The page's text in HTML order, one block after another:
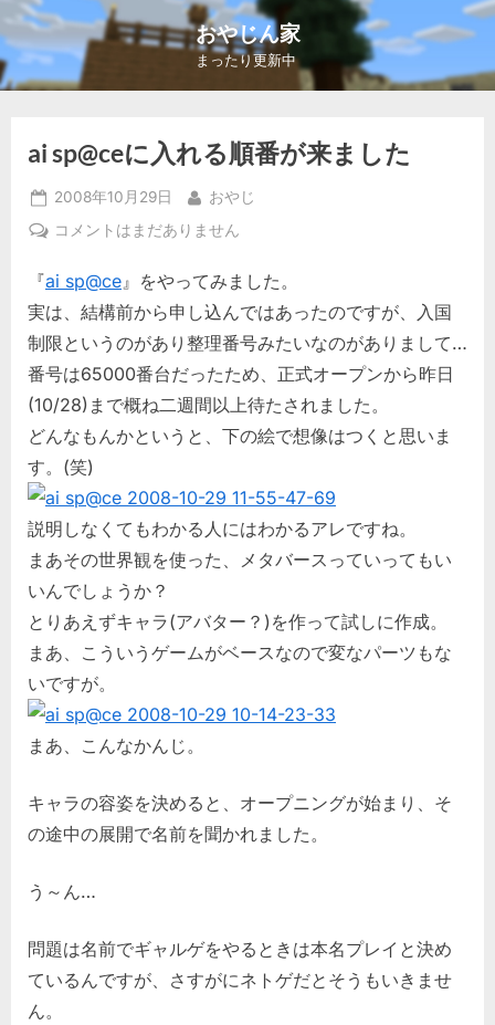
Skip
to
content
おやじん家
まったり更新中
ai sp@ceに入れる順番が来ました
Posted
on
2008年10月29日 By
おやじ
ai
に
入
る
順
番
が
来
ま
し
た
へ
の
コメントはまだありません
『ai sp@ce 』をやってみました。
実は、結構前から申し込んではあったのですが、入国
制限というのがあり整理番号みたいなのがありまして…
番号は65000番台だったため、正式オープンから昨日
(10/28)まで概ね二週間以上待たされました。
どんなもんかというと、下の絵で想像はつくと思いま
す。(笑)
説明しなくてもわかる人にはわかるアレですね。
まあその世界観を使った、メタバースっていってもい
いんでしょうか？
とりあえずキャラ(アバター？)を作って試しに作成。
まあ、こういうゲームがベースなので変なパーツもな
いですが。
まあ、こんなかんじ。
キャラの容姿を決めると、オープニングが始まり、そ
の途中の展開で名前を聞かれました。
う～ん…
問題は名前でギャルゲをやるときは本名プレイと決め
ているんですが、さすがにネトゲだとそうもいきませ
ん。